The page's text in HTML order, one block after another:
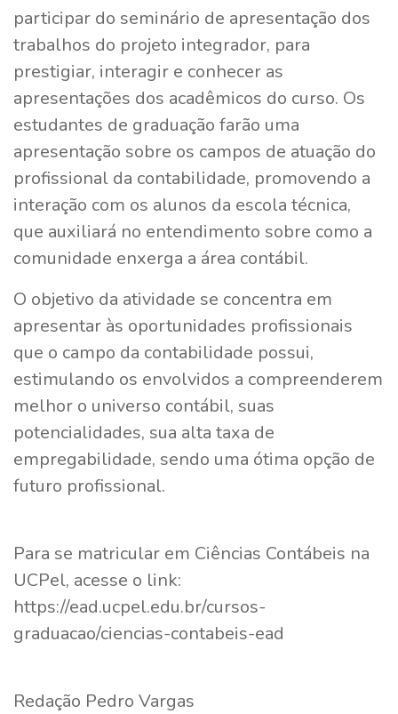
participar do seminário de apresentação dos
trabalhos do projeto integrador, para
prestigiar, interagir e conhecer as
apresentações dos acadêmicos do curso. Os
estudantes de graduação farão uma
apresentação sobre os campos de atuação do
profissional da contabilidade, promovendo a
interação com os alunos da escola técnica,
que auxiliará no entendimento sobre como a
comunidade enxerga a área contábil.
O objetivo da atividade se concentra em
apresentar às oportunidades profissionais
que o campo da contabilidade possui,
estimulando os envolvidos a compreenderem
melhor o universo contábil, suas
potencialidades, sua alta taxa de
empregabilidade, sendo uma ótima opção de
futuro profissional.
Para se matricular em Ciências Contábeis na
UCPel, acesse o link:
https://ead.ucpel.edu.br/cursos-
graduacao/ciencias-contabeis-ead
Redação Pedro Vargas